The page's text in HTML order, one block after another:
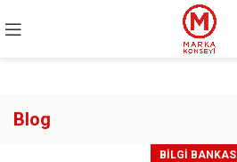
Blog
BILGI BANKASI